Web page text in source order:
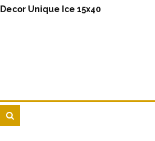
Decor Unique Ice 15x40